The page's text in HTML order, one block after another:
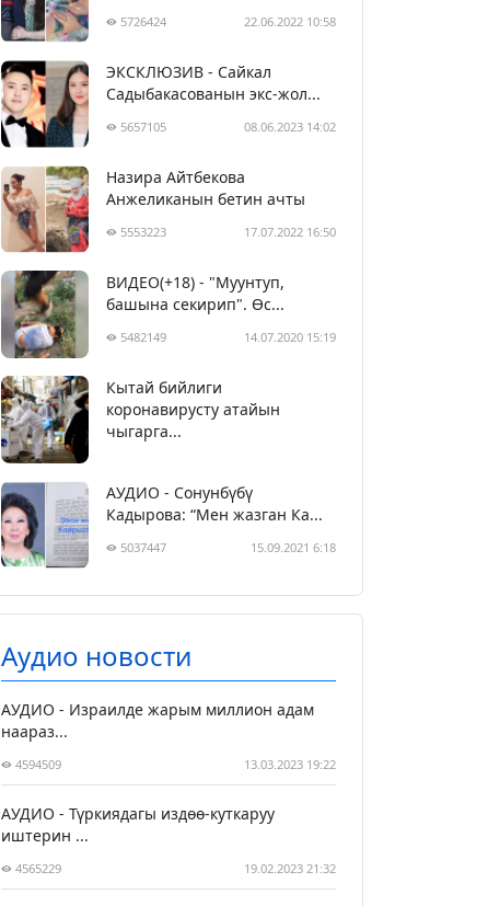
5726424 22.06.2022 10:58
ЭКСКЛЮЗИВ - Сайкал
Садыбакасованын экс-жол...
5657105 08.06.2023 14:02
Назира Айтбекова
Анжеликанын бетин ачты
5553223 17.07.2022 16:50
ВИДЕО(+18) - "Муунтуп,
башына секирип". Өс...
5482149 14.07.2020 15:19
Кытай бийлиги
коронавирусту атайын
чыгарга...
АУДИО - Сонунбүбү
Кадырова: “Мен жазган Ка...
5037447 15.09.2021 6:18
Аудио новости
АУДИО - Израилде жарым миллион адам
наараз...
4594509 13.03.2023 19:22
АУДИО - Түркиядагы издөө-куткаруу
иштерин ...
4565229 19.02.2023 21:32